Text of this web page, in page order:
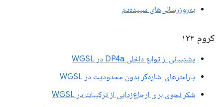
به‌روزرسانی‌های سپیده‌دم
کروم ۱۲۳
پشتیبانی از توابع داخلی DP4a در WGSL
پارامترهای اشاره‌گر بدون محدودیت در WGSL
شکر نحوی برای ارجاع‌زدایی از ترکیبات در WGSL